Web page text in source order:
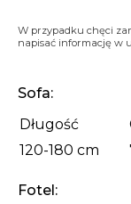
W przypadku chęci
napisać informację w
Sofa:
Długość
120-180 cm
Fotel: